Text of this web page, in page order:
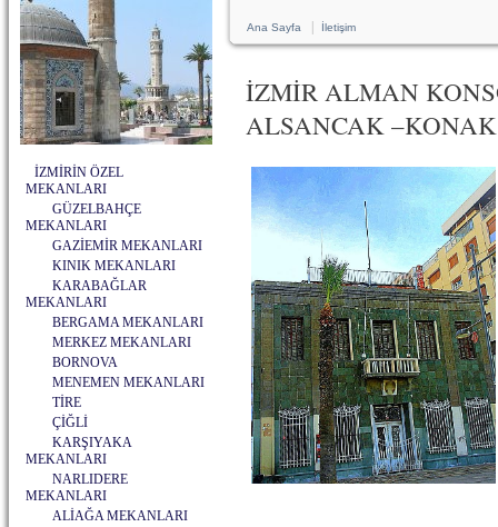
İZMİRİN ÖZEL
MEKANLARI
GÜZELBAHÇE
MEKANLARI
GAZİEMİR MEKANLARI
KINIK MEKANLARI
KARABAĞLAR
MEKANLARI
BERGAMA MEKANLARI
MERKEZ MEKANLARI
BORNOVA
MENEMEN MEKANLARI
TİRE
ÇİĞLİ
KARŞIYAKA
MEKANLARI
NARLIDERE
MEKANLARI
ALİAĞA MEKANLARI
Ana Sayfa İletişim
İZMİR ALMAN
ALSANCAK